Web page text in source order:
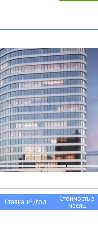
Ставка, м2/год Стоимость в
месяц